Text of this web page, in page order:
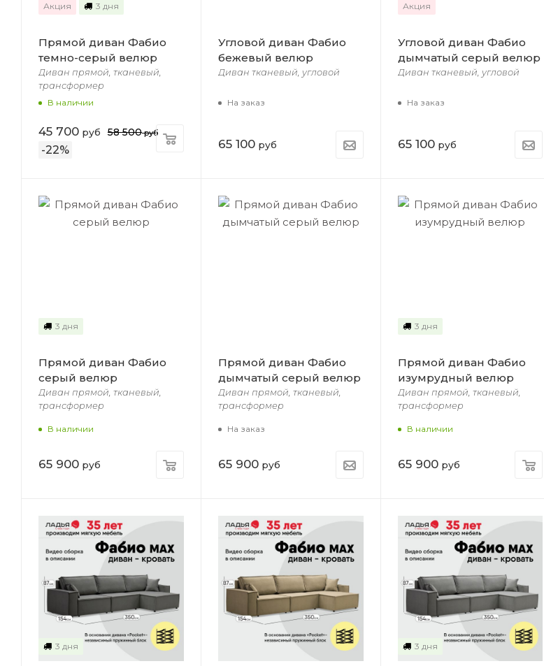
Акция 3 дня
Прямой диван Фабио
темно-серый велюр
Диван прямой, тканевый,
трансформер
В наличии
45 700 руб 58 500руб
-22%
Угловой диван Фабио
бежевый велюр
Диван тканевый, угловой
На заказ
65 100руб
Акция
Угловой диван Фабио
дымчатый серый велюр
Диван тканевый, угловой
На заказ
65 100руб
3 дня
Прямой диван Фабио
серый велюр
Диван прямой, тканевый,
трансформер
В наличии
65 900 руб
Прямой диван Фабио
дымчатый серый велюр
Диван прямой, тканевый,
трансформер
На заказ
65 900руб
3 дня
Прямой диван Фабио
изумрудный велюр
Диван прямой, тканевый,
трансформер
В наличии
65 900руб
3 дня 3 дня